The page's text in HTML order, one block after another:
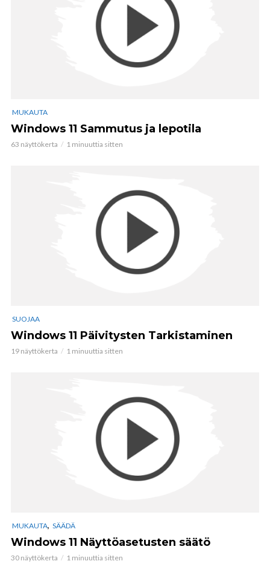
MUKAUTA
Windows 11 Sammutus ja lepotila
63 näyttökerta 1 minuuttia sitten
SUOJAA
Windows 11 Päivitysten Tarkistaminen
19 näyttökerta 1 minuuttia sitten
MUKAUTA, SÄÄDÄ
Windows 11 Näyttöasetusten säätö
30 näyttökerta 1 minuuttia sitten